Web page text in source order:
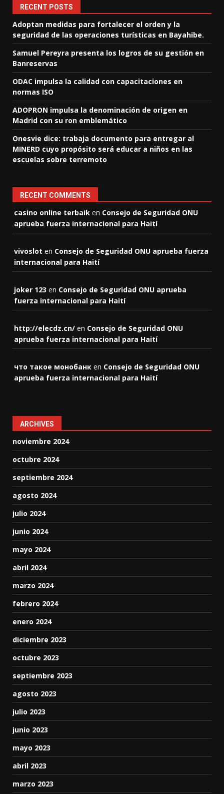
RECENT POSTS
Adoptan medidas para fortalecer el orden y la
seguridad de las operaciones turísticas en Bayahibe.
Samuel Pereyra presenta los logros de su gestión en
Banreservas
ODAC impulsa la calidad con capacitaciones en
normas ISO
ADOPRON impulsa la denominación de origen en
Madrid con su ron emblemático
Onesvie dice: trabaja documento para entregar al
MINERD cuyo propósito será educar a niños en las
escuelas sobre terremoto
RECENT COMMENTS
casino online terbaik en Consejo de Seguridad ONU
aprueba fuerza internacional para Haití
vivoslot en Consejo de Seguridad ONU aprueba fuerza
internacional para Haití
joker 123 en Consejo de Seguridad ONU aprueba
fuerza internacional para Haití
http://elecdz.cn/ en Consejo de Seguridad ONU
aprueba fuerza internacional para Haití
что такое монобанк en Consejo de Seguridad ONU
aprueba fuerza internacional para Haití
ARCHIVES
noviembre 2024
octubre 2024
septiembre 2024
agosto 2024
julio 2024
junio 2024
mayo 2024
abril 2024
marzo 2024
febrero 2024
enero 2024
diciembre 2023
octubre 2023
septiembre 2023
agosto 2023
julio 2023
junio 2023
mayo 2023
abril 2023
marzo 2023